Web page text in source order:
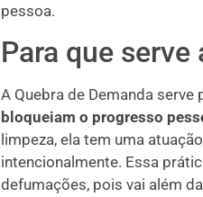
pessoa.
Para que serve
A Quebra de Demanda serve
bloqueiam o progresso
limpeza, ela tem uma
intencionalmente. Essa
defumações, pois vai além